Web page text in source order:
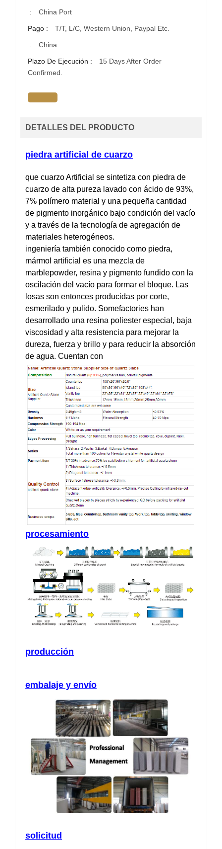
: China Port
Pago : T/T, L/C, Western Union, Paypal Etc.
: China
Plazo De Ejecución :
15 Days After Order
Confirmed.
DETALLES DEL PRODUCTO
piedra artificial de cuarzo
que cuarzo Artificial se sintetiza con piedra de
cuarzo de alta pureza lavado con ácido de 93%,
7% polímero material y una pequeña cantidad
de pigmento inorgánico bajo condición del vacío
y a través de la tecnología de agregación de
materiales heterogéneos.
ingeniería también conocido como piedra,
mármol artificial es una mezcla de
marblepowder, resina y pigmento fundido con la
oscilación del vacío para formar el bloque. Las
losas son entonces producidas por corte,
esmerilado y pulido. Somefactories han
desarrollado una resina poliester especial, baja
viscosidad y alta resistencia para mejorar la
dureza, fuerza y brillo y para reducir la absorción
de agua. Cuentan con
procesamiento
producción
embalaje y envío
solicitud